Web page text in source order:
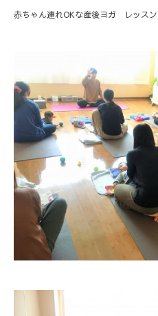
赤ちゃん連れOKな産後ヨガ レッス